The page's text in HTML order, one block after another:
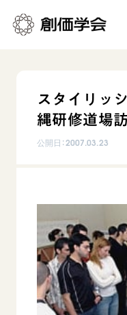
人間革命
聖典
日蓮大聖人の仏法（教
釈尊～法華経
日蓮大聖人
創価学会の三代会長
日常の活動
仏法を学ぶ
仏法を語る
主な行事
年間の活動について
核兵器の廃絶に向け
「人権文化」「ジェン
「持続可能な開発目標
人道支援
音楽活動
世界の創価学会
各国ウェブサイト
世界の創価学会の歴史
基本情報
創価学会 会憲
創価学会 会則
会員サポート
スタイリッ
縄研修道場
公開日：2007.03.23